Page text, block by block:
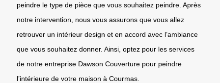
peindre le type de pièce que vous souhaitez peindre. Après
notre intervention, nous vous assurons que vous allez
retrouver un intérieur design et en accord avec l’ambiance
que vous souhaitez donner. Ainsi, optez pour les services
de notre entreprise Dawson Couverture pour peindre
l’intérieure de votre maison à Courmas.